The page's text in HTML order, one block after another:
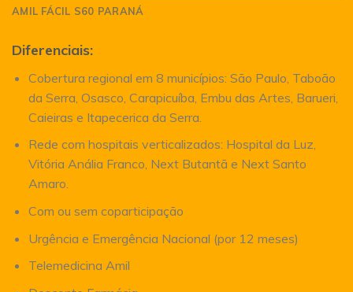
AMIL FÁCIL S60 PARANÁ
Diferenciais:
Cobertura regional em 8 municípios: São Paulo, Taboão
da Serra, Osasco, Carapicuíba, Embu das Artes, Barueri,
Caieiras e Itapecerica da Serra.
Rede com hospitais verticalizados: Hospital da Luz,
Vitória Anália Franco, Next Butantã e Next Santo
Amaro.
Com ou sem coparticipação
Urgência e Emergência Nacional (por 12 meses)
Telemedicina Amil